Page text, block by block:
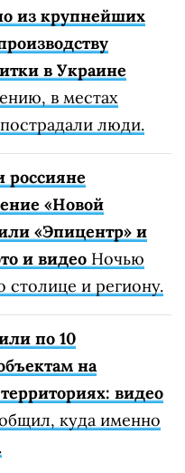
из крупнейших
в Украине
в местах
люди.
россияне
«Новой
«Эпицентр» и
и видео Ночью
столице и региону.
по 10
на
видео
куда именно